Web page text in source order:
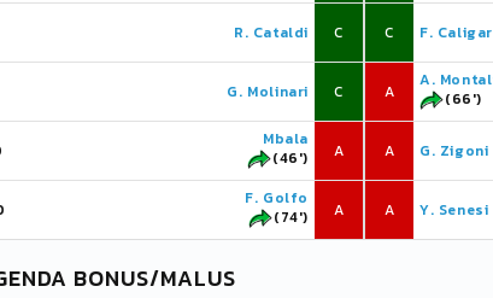
R. Cataldi C
G. Molinari C
Mbala
(46')
A
F. Golfo
(74')
A
C F.
A
A.
(66')
A G. Zigoni
A Y. Senesi
BONUS/MALUS